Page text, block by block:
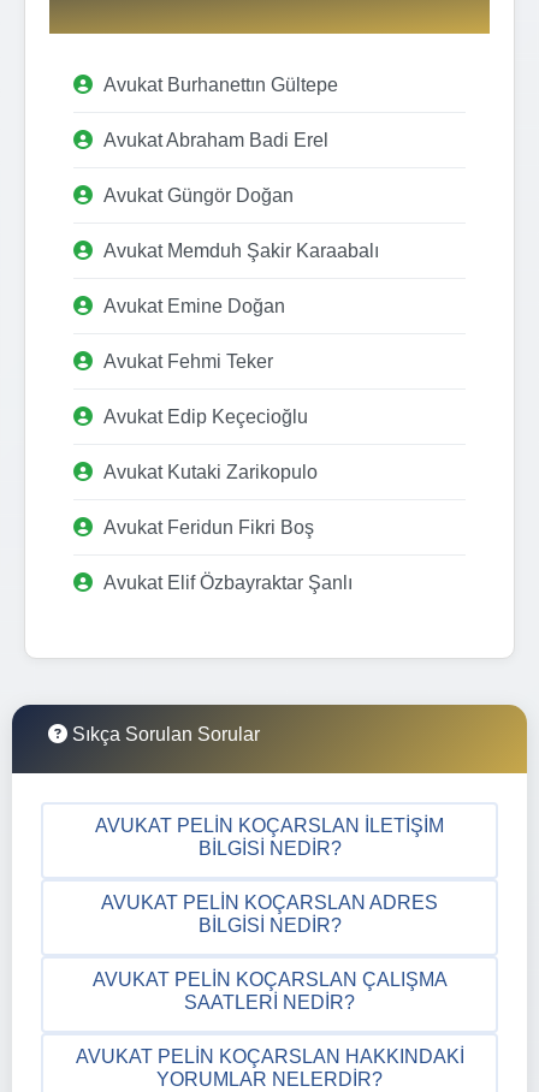
Avukat Burhanettın Gültepe
Avukat Abraham Badi Erel
Avukat Güngör Doğan
Avukat Memduh Şakir Karaabalı
Avukat Emine Doğan
Avukat Fehmi Teker
Avukat Edip Keçecioğlu
Avukat Kutaki Zarikopulo
Avukat Feridun Fikri Boş
Avukat Elif Özbayraktar Şanlı
Sıkça Sorulan Sorular
AVUKAT PELIN KOÇARSLAN İLETIŞIM
BILGISI NEDIR?
AVUKAT PELIN KOÇARSLAN ADRES
BILGISI NEDIR?
AVUKAT PELIN KOÇARSLAN ÇALIŞMA
SAATLERI NEDIR?
AVUKAT PELIN KOÇARSLAN HAKKINDAKI
YORUMLAR NELERDIR?